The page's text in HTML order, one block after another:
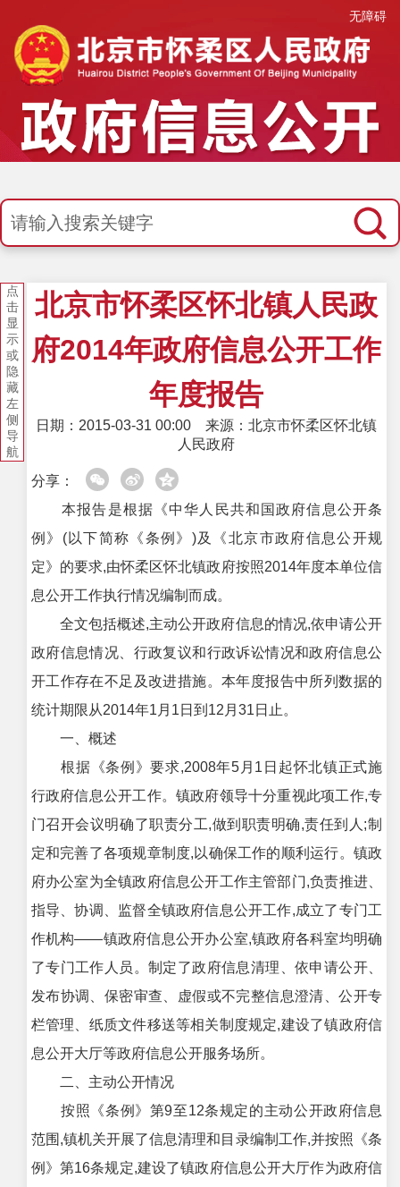
无障碍
点
击
显
示
或
隐
藏
左
侧
导
航
北京市怀柔区怀北镇人民政
府2014年政府信息公开工作
年度报告
日期：2015-03-31 00:00
来源：北京市怀柔区怀北镇
人民政府
分享：
本报告是根据《中华人民共和国政府信息公开条
例》(以下简称《条例》)及《北京市政府信息公开规
定》的要求,由怀柔区怀北镇政府按照2014年度本单位信
息公开工作执行情况编制而成。
全文包括概述,主动公开政府信息的情况,依申请公开
政府信息情况、行政复议和行政诉讼情况和政府信息公
开工作存在不足及改进措施。本年度报告中所列数据的
统计期限从2014年1月1日到12月31日止。
一、概述
根据《条例》要求,2008年5月1日起怀北镇正式施
行政府信息公开工作。镇政府领导十分重视此项工作,专
门召开会议明确了职责分工,做到职责明确,责任到人;制
定和完善了各项规章制度,以确保工作的顺利运行。镇政
府办公室为全镇政府信息公开工作主管部门,负责推进、
指导、协调、监督全镇政府信息公开工作,成立了专门工
作机构——镇政府信息公开办公室,镇政府各科室均明确
了专门工作人员。制定了政府信息清理、依申请公开、
发布协调、保密审查、虚假或不完整信息澄清、公开专
栏管理、纸质文件移送等相关制度规定,建设了镇政府信
息公开大厅等政府信息公开服务场所。
二、主动公开情况
按照《条例》第9至12条规定的主动公开政府信息
范围,镇机关开展了信息清理和目录编制工作,并按照《条
例》第16条规定,建设了镇政府信息公开大厅作为政府信